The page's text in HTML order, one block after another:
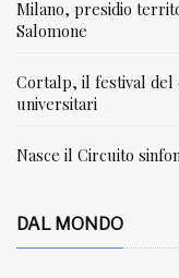
Milano, presidio
Salomone
Cortalp, il festival del
universitari
Nasce il Circuito
DAL MONDO